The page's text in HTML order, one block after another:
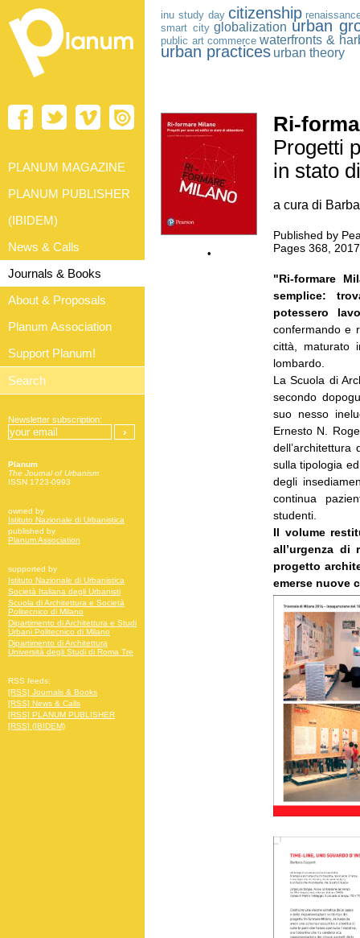
inu study day citizenship
smart city globalization urban
public art commerce waterfronts &
urban practices urban theory
•
Ri-
Progetti
in stato
a cura di
Published by
Pages 368,
"Ri-formare
semplice:
potessero
confermando e
città, maturato
lombardo.
La Scuola di
secondo
suo nesso
Ernesto N.
sulla tipologia
degli
continua
studenti.
Il volume
all’urgenza di
progetto
emerse nuove
PLANUM MAGAZINE
PLANUM PUBLISHER
(IBIDEM)
News & Calls
Journals & Books
About & Proposals
Planum Association
Support Planum!
Newsletter subscription:
Planum
The Journal of Urbanism
ISSN 1723-0993
owned by
Istituto Nazionale di Urbanistica
published by
Planum Association
supported by
Istituto Nazionale di Urbanistica
Società Italiana degli Urbanisti
Scuola di Architettura e Società
Politecnico di Milano
Dipartimento di Architettura e Studi
Urbani Politecnico di Milano
Dipartimento di Architettura
Università degli Studi di Roma Tre
RSS feeds:
[RSS] Journals & Books
[RSS] News & Calls
[RSS] PLANUM PUBLISHER
[RSS] (IBIDEM)